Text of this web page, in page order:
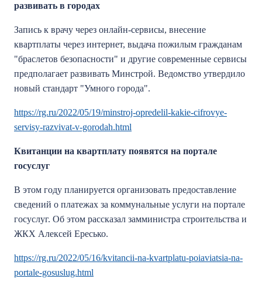
развивать в городах
Запись к врачу через онлайн-сервисы, внесение
квартплаты через интернет, выдача пожилым гражданам
"браслетов безопасности" и другие современные сервисы
предполагает развивать Минстрой. Ведомство утвердило
новый стандарт "Умного города".
https://rg.ru/2022/05/19/minstroj-opredelil-kakie-cifrovye-
servisy-razvivat-v-gorodah.html
Квитанции на квартплату появятся на портале
госуслуг
В этом году планируется организовать предоставление
сведений о платежах за коммунальные услуги на портале
госуслуг. Об этом рассказал замминистра строительства и
ЖКХ Алексей Ересько.
https://rg.ru/2022/05/16/kvitancii-na-kvartplatu-poiaviatsia-na-
portale-gosuslug.html